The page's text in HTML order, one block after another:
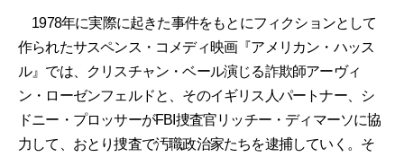
1978年に実際に起きた事件をもとにフィクションとして
作られたサスペンス・コメディ映画『アメリカン・ハッス
ル』では、クリスチャン・ベール演じる詐欺師アーヴィ
ン・ローゼンフェルドと、そのイギリス人パートナー、シ
ドニー・プロッサーがFBI捜査官リッチー・ディマーソに協
力して、おとり捜査で汚職政治家たちを逮捕していく。そ